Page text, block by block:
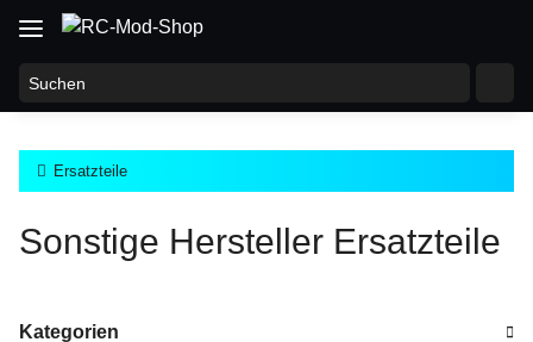
Ersatzteile
Sonstige Hersteller Ersatzteile
Kategorien